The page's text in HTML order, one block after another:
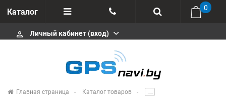
Каталог
Отзывы
+375 291646666
0
perm_identity Личный кабинет (вход)
Главная страница Каталог товаров .....